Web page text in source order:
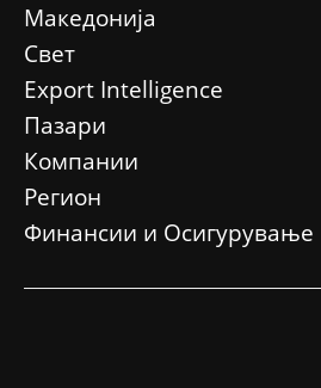
Македонија
Свет
Еxport Intelligence
Пазари
Компании
Регион
Финансии и Осигурување